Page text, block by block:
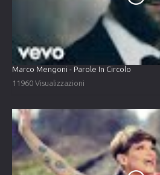
Marco Mengoni - Parole In Circolo
11960 Visualizzazioni